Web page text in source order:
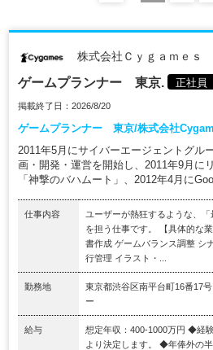
株式会社Ｃｙｇａｍｅｓ
ゲームプランナー 東京. 正社員
掲載終了日：2026/8/20
ゲームプランナー 東京/株式会社
2011年5月にサイバーエージェントグル
画・開発・運営を開始し、2011年9月に
「神撃のバハムート」、2012年4月に
仕事内容
ユーザーが熱狂するような、
を担う仕事です。 【具体的な
書作成 ゲームバランス調整 シ
行管理 イラスト・...
勤務地
東京都渋谷区南平台町16番17
ー
給与
想定年収：400-1000万円 ◆経
より決定します。 ◆年俸外の半